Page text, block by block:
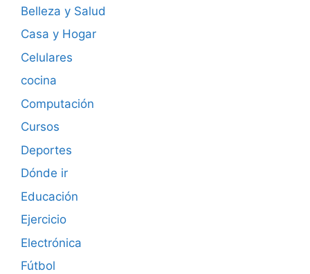
Belleza y Salud
Casa y Hogar
Celulares
cocina
Computación
Cursos
Deportes
Dónde ir
Educación
Ejercicio
Electrónica
Fútbol